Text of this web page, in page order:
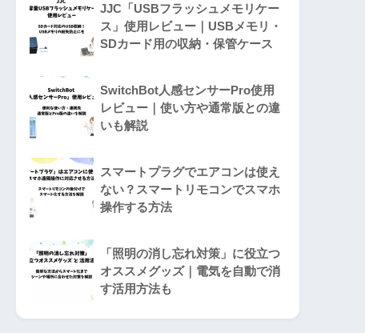
JJC「USBフラッシュメモリケー
ス」使用レビュー｜USBメモリ・
SDカード用の収納・保管ケース
SwitchBot人感センサーPro使用
レビュー｜使い方や通常版との違
いも解説
スマートプラグでエアコンは使え
ない？スマートリモコンでスマホ
操作する方法
「照明の消し忘れ対策」に役立つ
オススメグッズ｜電気を自動で消
す活用方法も